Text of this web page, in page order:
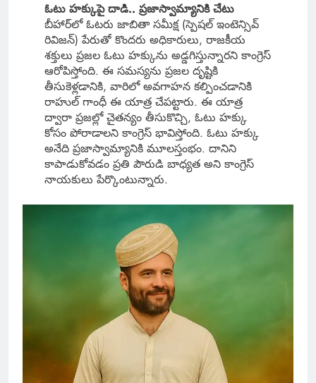
ఓటు హక్కుపై దాడి.. ప్రజాస్వామ్యానికి చేటు
బీహార్‌లో ఓటరు జాబితా సమీక్ష (స్పెషల్ ఇంటెన్సివ్
రివిజన్) పేరుతో కొందరు అధికారులు, రాజకీయ
శక్తులు ప్రజల ఓటు హక్కును అడ్డగిస్తున్నారని కాంగ్రెస్
ఆరోపిస్తోంది. ఈ సమస్యను ప్రజల దృష్టికి
తీసుకెళ్లడానికి, వారిలో అవగాహన కల్పించడానికి
రాహుల్ గాంధీ ఈ యాత్ర చేపట్టారు. ఈ యాత్ర
ద్వారా ప్రజల్లో చైతన్యం తీసుకొచ్చి, ఓటు హక్కు
కోసం పోరాడాలని కాంగ్రెస్ భావిస్తోంది. ఓటు హక్కు
అనేది ప్రజాస్వామ్యానికి మూలస్తంభం. దానిని
కాపాడుకోవడం ప్రతి పౌరుడి బాధ్యత అని కాంగ్రెస్
నాయకులు పేర్కొంటున్నారు.